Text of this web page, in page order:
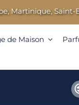
Saint-
de Maison